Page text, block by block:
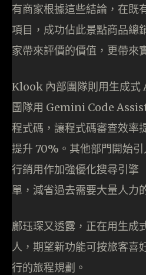
有商家根據這些結論，在既
項目，成功佔此景點商品總
家帶來評價的價值，更帶來
Klook 內部團隊則用生成式
團隊用 Gemini Code
程式碼，讓程式碼審查效率
提升 70%。其他部門開始
行銷用作加強優化搜尋引擎
單，減省過去需要大量人力
鄺珏琛又透露，正在用生成
人，期望新功能可按旅客喜
行的旅程規劃。